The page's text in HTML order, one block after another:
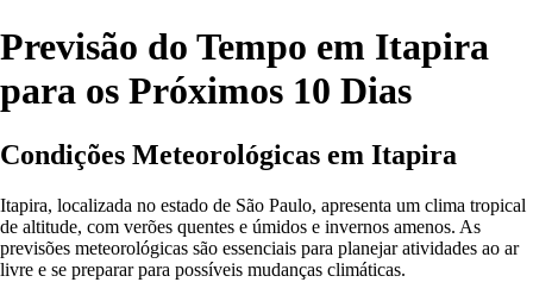
Previsão do Tempo em Itapira
para os Próximos 10 Dias
Condições Meteorológicas em Itapira
Itapira, localizada no estado de São Paulo, apresenta um clima tropical
de altitude, com verões quentes e úmidos e invernos amenos. As
previsões meteorológicas são essenciais para planejar atividades ao ar
livre e se preparar para possíveis mudanças climáticas.